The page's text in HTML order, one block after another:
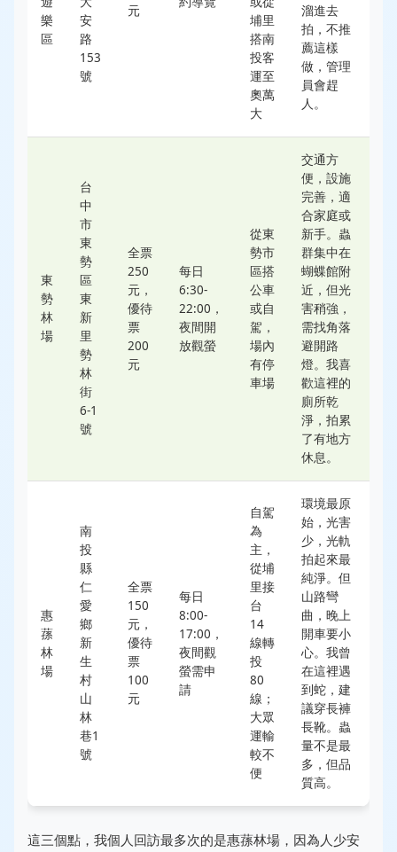
樂
區
安
路
153
號
元
埔里
搭南
投客
運至
奧萬
大
溜進去
拍，不推
薦這樣
做，管理
員會趕
人。
東
勢
林
場
台
中
市
東
勢
區
東
新
里
勢
林
街
6-1
號
全票
250
元，
優待
票
200
元
每日
6:30-
22:00，
夜間開
放觀螢
從東
勢市
區搭
公車
或自
駕，
場內
有停
車場
交通方
便，設施
完善，適
合家庭或
新手。蟲
群集中在
蝴蝶館附
近，但光
害稍強，
需找角落
避開路
燈。我喜
歡這裡的
廁所乾
淨，拍累
了有地方
休息。
惠
蓀
林
場
南
投
縣
仁
愛
鄉
新
生
村
山
林
巷1
號
全票
150
元，
優待
票
100
元
每日
8:00-
17:00，
夜間觀
螢需申
請
自駕
為
主，
從埔
里接
台
14
線轉
投
80
線；
大眾
運輸
較不
便
環境最原
始，光害
少，光軌
拍起來最
純淨。但
山路彎
曲，晚上
開車要小
心。我曾
在這裡遇
到蛇，建
議穿長褲
長靴。蟲
量不是最
多，但品
質高。
這三個點，我個人回訪最多次的是惠蓀林場，因為人少安